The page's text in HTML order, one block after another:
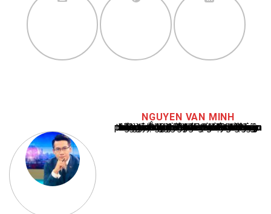
NGUYEN VAN MINH
Nguyễn Văn Minh là một trong những chuyên gia hàng đầu về báo cáo tin tức thể thao tại Việt Nam, với hơn 10 năm hoạt động trong ngành. Ông có kiến thức sâu rộng và kinh nghiệm đáng kể trong việc phân tích và báo cáo về các sự kiện thể thao hàng đầu. Sự hiểu biết sâu sắc của ông về ngành này đã giúp ông xây dựng uy tín và danh tiếng trong cộng đồng báo chí thể thao.